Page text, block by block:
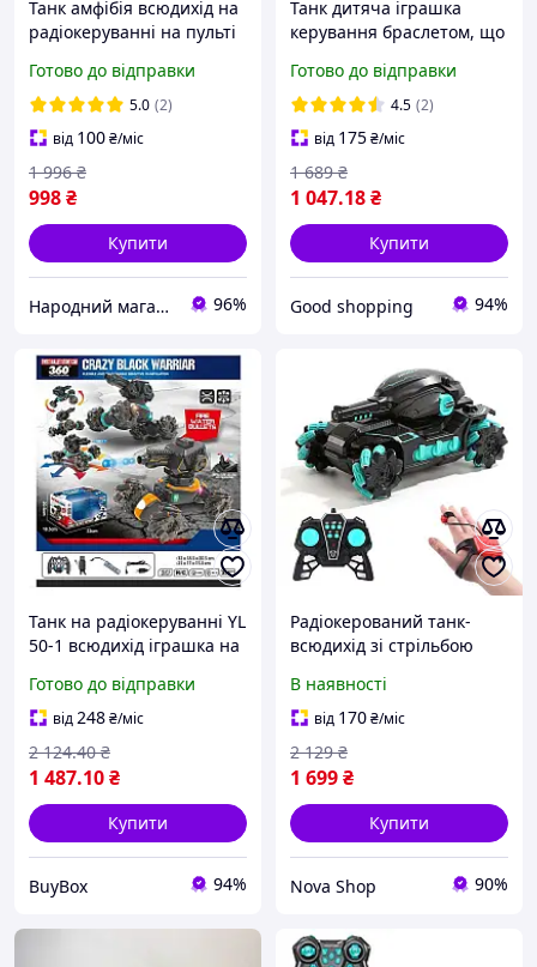
Танк амфібія всюдихід на
радіокеруванні на пульті
всюдихід їде по воді в усі
сторони, Дитячі танки на
акуму
Готово до відправки
5.0 (2)
від 100₴/міс
998₴
1 996 ₴
Купити
Народний магазин 96%
Танк дитяча іграшка
керування браслетом, що
радіокеруванні 26 см Танк
всюдихід GSH
Готово до відправки
4.5 (2)
від 175₴/міс
1 047.18₴
1 689 ₴
Купити
Good shopping 94%
Танк на радіокеруванні YL
50-1 всюдихід іграшка на
на орбізах радіокерована
модель
Готово до відправки
від248₴/міс
1 487.10₴
2 124.40 ₴
Купити
BuyBox 94%
Радіокерований танк-
всюдихід зі стрільбою
керування, LED-підсвітка
та обертання вежі на
360°, для дитини
В наявності
від 170₴/міс
1 699₴
2 129 ₴
Купити
Nova Shop 90%